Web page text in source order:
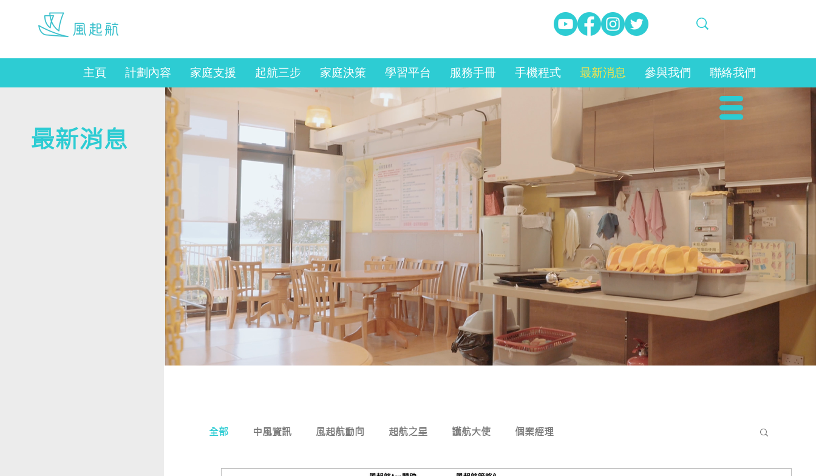
Reserved.
主頁 計劃內容 家庭支援 起航三步 家庭決策 學習平台 服務手冊 手機程式 最新消息 參與我們 聯絡我們
最新消息
全部 中風資訊 風起航動向 起航之星 護航大使 個案經理